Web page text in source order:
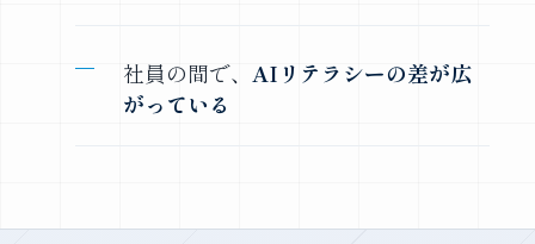
社員の間で、AIリテラシーの差が広
がっている